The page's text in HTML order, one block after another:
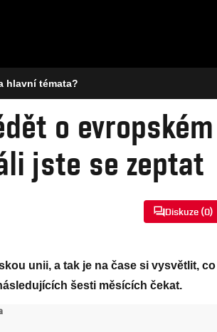
hlavní témata?
o evropském
jste se zeptat
Diskuze (0)
unii, a tak je na čase si vysvětlit, co
šesti měsících čekat.